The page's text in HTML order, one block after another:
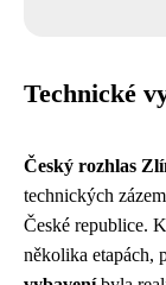
Technické
Český rozhlas
technických
České republice.
několika etapách,